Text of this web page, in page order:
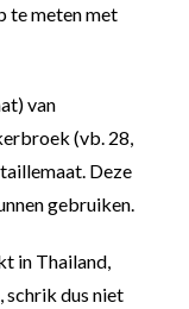
te meten met
van
(vb. 28,
Deze
gebruiken.
in Thailand,
schrik dus niet